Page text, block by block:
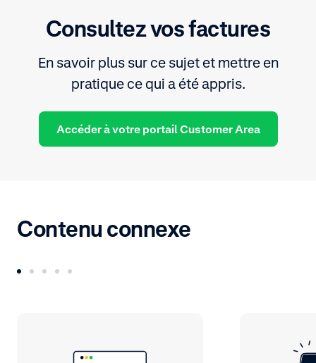
Consultez vos factures
En savoir plus sur ce sujet et mettre en
pratique ce qui a été appris.
Accéder à votre portail Customer Area
Contenu connexe